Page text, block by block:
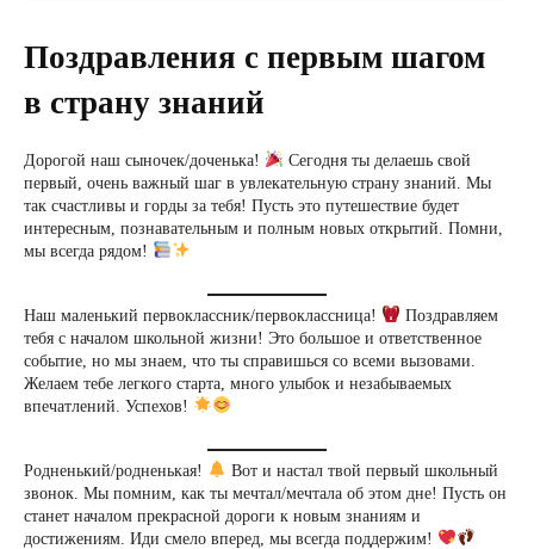
Поздравления с первым шагом
в страну знаний
Дорогой наш сыночек/доченька!
Сегодня ты делаешь свой
первый, очень важный шаг в увлекательную страну знаний. Мы
так счастливы и горды за тебя! Пусть это путешествие будет
интересным, познавательным и полным новых открытий. Помни,
мы всегда рядом!
Наш маленький первоклассник/первоклассница!
Поздравляем
тебя с началом школьной жизни! Это большое и ответственное
событие, но мы знаем, что ты справишься со всеми вызовами.
Желаем тебе легкого старта, много улыбок и незабываемых
впечатлений. Успехов!
Родненький/родненькая!
Вот и настал твой первый школьный
звонок. Мы помним, как ты мечтал/мечтала об этом дне! Пусть он
станет началом прекрасной дороги к новым знаниям и
достижениям. Иди смело вперед, мы всегда поддержим!